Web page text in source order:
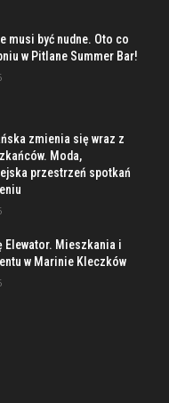
musi być nudne. Oto co
w Pitlane Summer Bar!
zmienia się wraz z
Moda,
przestrzeń spotkań
Elewator. Mieszkania i
w Marinie Kleczków